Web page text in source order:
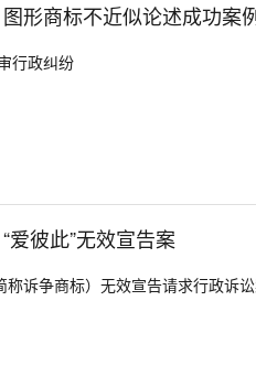
图形商标不近似论述成功案
行政纠纷
爱彼此”无效宣告案
诉争商标）无效宣告请求行政诉讼